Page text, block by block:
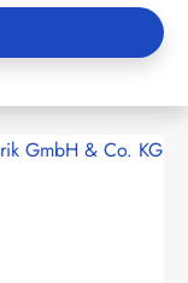
GmbH & Co. KG